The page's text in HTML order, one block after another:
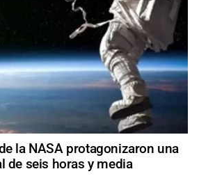
la NASA protagonizaron una
de seis horas y media